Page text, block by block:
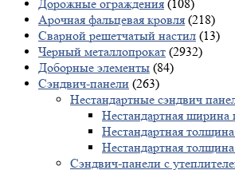
Дорожные ограждения (108)
Арочная фальцевая кровля (218)
Сварной решетчатый настил (13)
Черный металлопрокат (2932)
Доборные элементы (84)
Сэндвич-панели (263)
Нестандартные сэндвич
Нестандартная ширина
Нестандартная
Нестандартная
Сэндвич-панели с